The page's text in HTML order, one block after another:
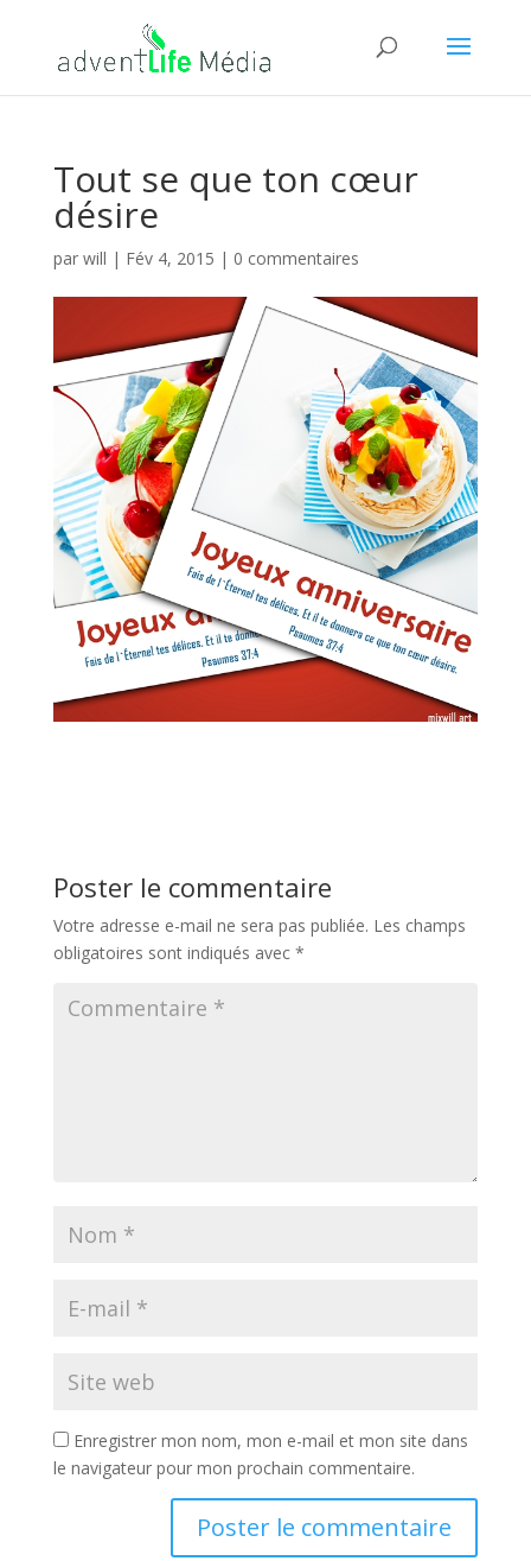
Tout se que ton cœur
désire
par will | Fév 4, 2015 | 0 commentaires
Poster le commentaire
Votre adresse e-mail ne sera pas publiée. Les champs
obligatoires sont indiqués avec *
Enregistrer mon nom, mon e-mail et mon site dans
le navigateur pour mon prochain commentaire.